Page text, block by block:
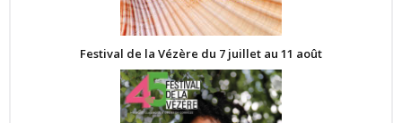
Festival de la Vézère du 7 juillet au 11 août